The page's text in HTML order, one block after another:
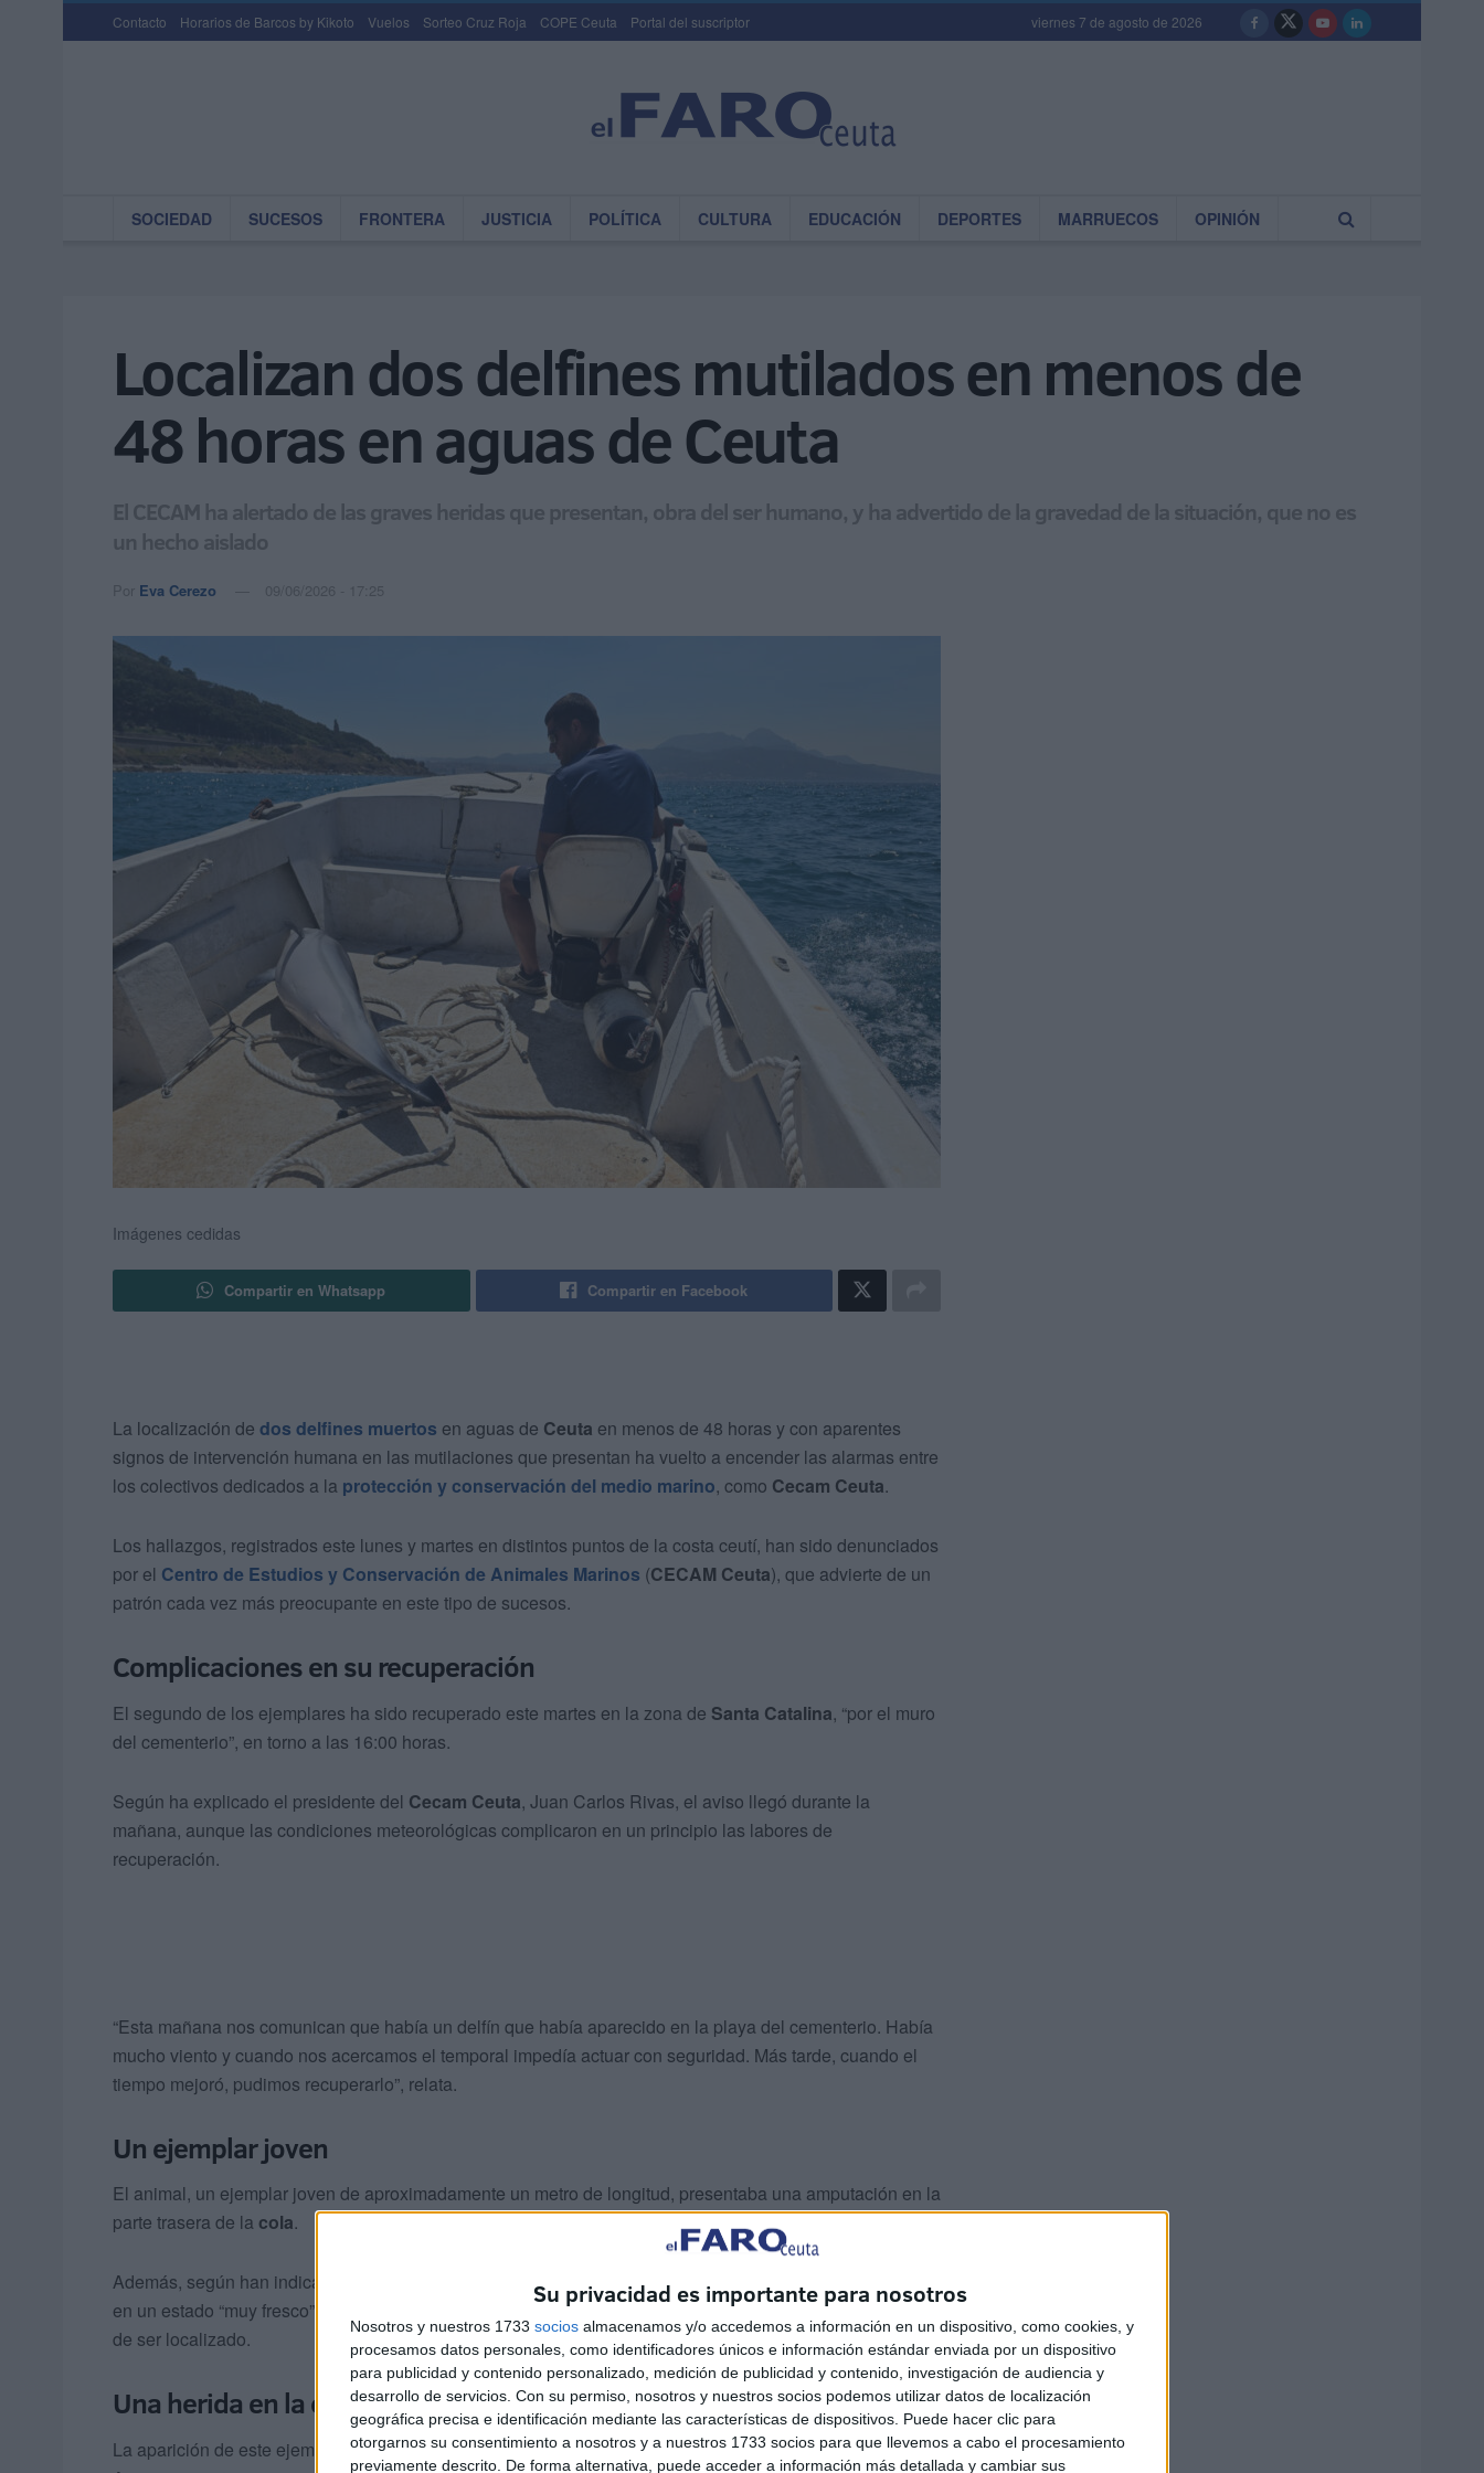
Su privacidad es importante para nosotros
Nosotros y nuestros 1733 socios almacenamos y/o accedemos a información en un dispositivo, como cookies, y
procesamos datos personales, como identificadores únicos e información estándar enviada por un dispositivo
para publicidad y contenido personalizado, medición de publicidad y contenido, investigación de audiencia y
desarrollo de servicios. Con su permiso, nosotros y nuestros socios podemos utilizar datos de localización
geográfica precisa e identificación mediante las características de dispositivos. Puede hacer clic para
otorgarnos su consentimiento a nosotros y a nuestros 1733 socios para que llevemos a cabo el procesamiento
previamente descrito. De forma alternativa, puede acceder a información más detallada y cambiar sus
Contacto Horarios de Barcos by Kikoto Vuelos Sorteo Cruz Roja COPE Ceuta Portal del suscriptor viernes 7 de agosto de 2026
SOCIEDAD SUCESOS FRONTERA JUSTICIA POLÍTICA CULTURA EDUCACIÓN DEPORTES MARRUECOS OPINIÓN
Localizan dos delfines mutilados en menos de
48 horas en aguas de Ceuta
El CECAM ha alertado de las graves heridas que presentan, obra del ser humano, y ha advertido de la gravedad de la situación, que no es
un hecho aislado
Por Eva Cerezo 09/06/2026 - 17:25
Imágenes cedidas
Compartir en Whatsapp Compartir en Facebook
La localización de dos delfines muertos en aguas de Ceuta en menos de 48 horas y con aparentes
signos de intervención humana en las mutilaciones que presentan ha vuelto a encender las alarmas entre
los colectivos dedicados a la protección y conservación del medio marino, como Cecam Ceuta.
Los hallazgos, registrados este lunes y martes en distintos puntos de la costa ceutí, han sido denunciados
por el Centro de Estudios y Conservación de Animales Marinos (CECAM Ceuta), que advierte de un
patrón cada vez más preocupante en este tipo de sucesos.
Complicaciones en su recuperación
El segundo de los ejemplares ha sido recuperado este martes en la zona de Santa Catalina, “por el muro
del cementerio”, en torno a las 16:00 horas.
Según ha explicado el presidente del Cecam Ceuta, Juan Carlos Rivas, el aviso llegó durante la
mañana, aunque las condiciones meteorológicas complicaron en un principio las labores de
recuperación.
“Esta mañana nos comunican que había un delfín que había aparecido en la playa del cementerio. Había
mucho viento y cuando nos acercamos el temporal impedía actuar con seguridad. Más tarde, cuando el
tiempo mejoró, pudimos recuperarlo”, relata.
Un ejemplar joven
El animal, un ejemplar joven de aproximadamente un metro de longitud, presentaba una amputación en la
parte trasera de la cola.
Además, según han indicado los encargados de la recogida del delfín muerto, el cadáver se encontraba
en un estado “muy fresco”, muy reciente, lo que hace pensar que su muerte se produjo pocas horas antes
de ser localizado.
Una herida en la cabeza
La aparición de este ejemplar se suma a la de otro delfín encontrado el lunes en aguas de labahía sur.